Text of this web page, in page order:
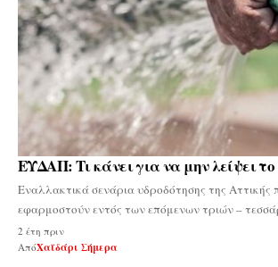
ΕΥΔΑΠ: Τι κάνει για να μην λείψει το
Εναλλακτικά σενάρια υδροδότησης της Αττικής
εφαρμοστούν εντός των επόμενων τριών –
2 έτη πριν
ΑπόΧαϊδάρι Σήμερα